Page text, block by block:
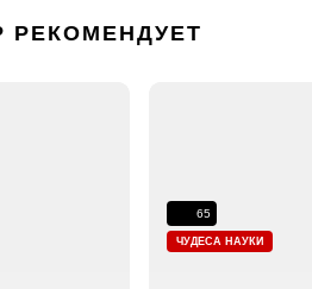
РЕКОМЕНДУЕТ
ЧУДЕСА НАУКИ
65